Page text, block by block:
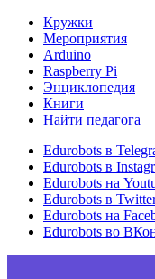
Кружки
Мероприятия
Arduino
Raspberry Pi
Энциклопедия
Книги
Найти педагога
Edurobots в
Edurobots в
Edurobots на
Edurobots в
Edurobots на
Edurobots во